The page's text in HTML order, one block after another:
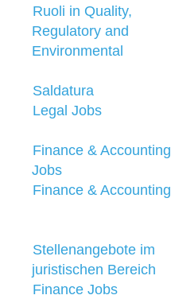
Ruoli in Quality,
Regulatory and
Environmental
Saldatura
Legal Jobs
Finance & Accounting
Jobs
Finance & Accounting
Stellenangebote im
juristischen Bereich
Finance Jobs